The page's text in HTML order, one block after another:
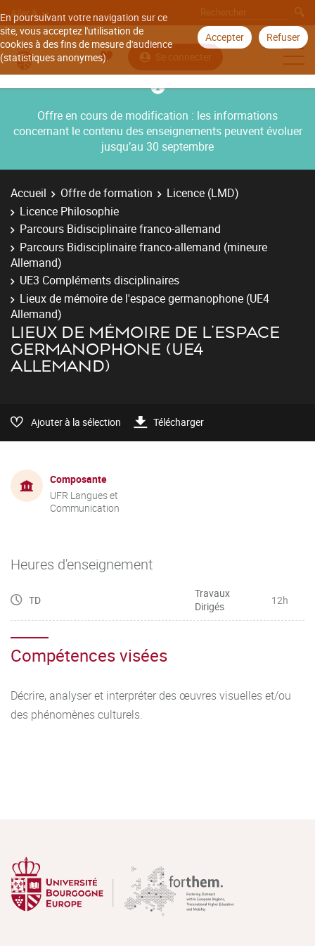
En poursuivant votre navigation sur ce
site, vous acceptez l'utilisation de
cookies à des fins de mesure d'audience
(statistiques anonymes).
Accepter Refuser
Aller à
Se connecter
Offre en cours de modification : les informations
concernant le contenu des enseignements peuvent évoluer
jusqu’au 30 septembre
Accueil Offre de formation
Licence (LMD)
Licence Philosophie
Parcours Bidisciplinaire franco-allemand
Parcours Bidisciplinaire franco-allemand (mineure
Allemand)
UE3 Compléments disciplinaires
Lieux de mémoire de l'espace germanophone (UE4
Allemand)
LIEUX DE MÉMOIRE DE L'ESPACE
GERMANOPHONE (UE4
ALLEMAND)
Ajouter à la sélection Télécharger
Composante
UFR Langues et
Communication
Heures d'enseignement
TD
Travaux
Dirigés
12h
Compétences visées
Décrire, analyser et interpréter des œuvres visuelles et/ou
des phénomènes culturels.